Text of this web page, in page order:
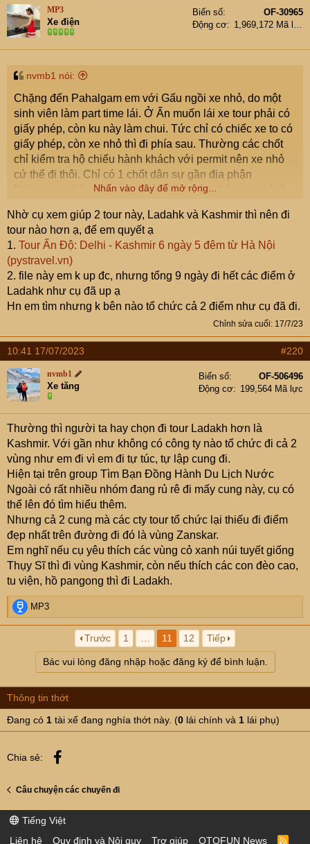
MP3
Xe điện
Biển số
OF-30965
Động cơ
nvmb1 nói:
Chặng đến Pahalgam em với Gấu ngồi xe nhỏ, do một
sinh viên làm part time lái. Ở Ấn muốn lái xe tour phải có
giấy phép, còn ku này làm chui. Tức chỉ có chiếc xe to có
giấy phép, còn xe nhỏ thì đi phía sau. Thường các chốt
chỉ kiểm tra hộ chiếu hành khách với permit nên xe nhỏ
cứ thế đi thôi. Chỉ có 1 chốt dân sự gần địa phận
Pahalgam chặn cả xe nhỏ hỏi giấy phép, thằng ku nó rồ
là chốt dân sự chứ chốt quân sự nó rút súng bắn chắc
toang nồi cơm điện.
Sau đó em mới hỏi thì mới biết xe nó không có giấy phép
chạy tour với nó nói chốt này người ta cũng thông chốt
hoài, vãi nhái
Đường đến Pahalgam cực đẹp, một bên là dòng sông
nhỏ, một bên là rừng thông cổ thụ xanh mát. Họ bảo tồn
thiên nhiên cực tốt, đến mức có những cây đổ gãy nhưng
để im thế luôn. Trời xanh và nắng nhẹ nhưng se lạnh,
cảnh sắc đẹp mê hồn.
Nhóm em đến chỗ homestay cũng quá giờ trưa, sau khi
ăn trưa nhẹ thì cực kì buồn ngủ vì hầu như ai cũng thức
trắng đêm. Nhưng buổi chiều có một hoạt động cực kỳ
khám phá khu bảo tồn thiên nhiên nên ai cũng ráng thức
chơi tiếp vì đi chơi có phải đi ngủ đâu
Tài xế rất háo hức mời chào nhóm đi tour cưỡi ngựa này
vì được chia %. Tất nhiên nhóm em toàn những tay đi du
lịch, phượt phịch nhiều rồi nên đã tham khảo giá chuẩn
và mặc cả từ 3000 INR xuống còn 1700 IRN /1 người cho
3 tiếng cưỡi ngựa có nài dắt dẫn đường. Mặc cả giá
xuống giá chuẩn thì tài xế rất không vui vì % hoa hồng
thấp nên rất tỏ thái độ, nhưng nhóm nói sẽ tip riêng cho
tài xế sau thì mặt mới giãn ra.
Và nhóm đã có một trải nghiệm tuyệt vời, đúng kiểu cưỡi
ngựa thong dong ngắm cảnh.
Một vài ảnh ở đây.
Nhấn vào đây để mở rộng...
Nhờ cụ xem giúp 2 tour này, Ladahk và Kashmir thì nên đi
tour nào hơn ạ, để em quyết ạ
1. Tour Ấn Độ: Delhi - Kashmir 6 ngày 5 đêm từ Hà Nội
(pystravel.vn)
2. file này em k up đc, nhưng tổng 9 ngày đi hết các điểm ở
Ladahk như cụ đã up ạ
Hn em tìm nhưng k bên nào tổ chức cả 2 điểm như cụ đã đi.
Chỉnh sửa cuối: 17/7/23
10:41 17/07/2023 #220
nvmb1
Xe tăng
Biển số
OF-506496
Động cơ
199,564 Mã lực
Thường thì người ta hay chọn đi tour Ladakh hơn là
Kashmir. Với gần như không có công ty nào tổ chức đi cả 2
vùng như em đi vì em đi tự túc, tự lập cung đi.
Hiện tại trên group Tìm Bạn Đồng Hành Du Lịch Nước
Ngoài có rất nhiều nhóm đang rủ rê đi mấy cung này, cụ có
thể lên đó tìm hiểu thêm.
Nhưng cả 2 cung mà các cty tour tổ chức lại thiếu đi điểm
đẹp nhất trên đường đi đó là vùng Zanskar.
Em nghĩ nếu cụ yêu thích các vùng cỏ xanh núi tuyết giống
Thụy Sĩ thì đi vùng Kashmir, còn nếu thích các con đèo cao,
tu viện, hồ pangong thì đi Ladakh.
R
e
s
MP3
Trước 1 11 12 Tiếp
Bác vui lòng đăng nhập hoặc đăng ký để bình luận.
Thông tin thớt
Đang có 1 tài xế đang nghía thớt này. (0 lái chính và 1 lái phụ)
Chia sẻ:
Câu chuyện các chuyến đi
Tiếng Việt
Liên hệ
Quy định và Nội quy Trợ giúp OTOFUN News R